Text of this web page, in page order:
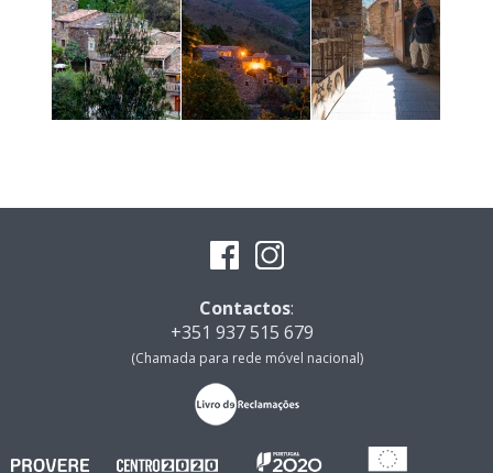
Contactos:
+351 937 515 679
(Chamada para rede móvel nacional)